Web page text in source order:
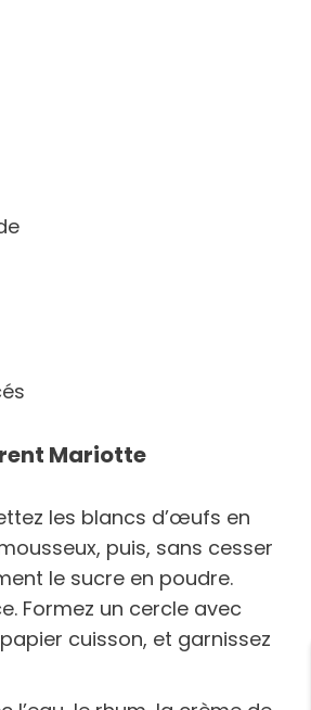
Mariotte
les blancs d’œufs en
puis, sans cesser
le sucre en poudre.
Formez un cercle avec
cuisson, et garnissez